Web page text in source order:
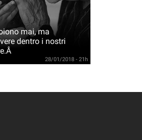
mai, ma
dentro i nostri
28/01/2018 - 21h